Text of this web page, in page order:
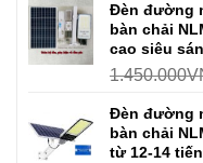
Đèn đường
bàn chải
cao siêu
1.450.000
Đèn đường
bàn chải
từ 12-14